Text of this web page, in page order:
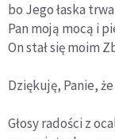
bo Jego łaska
Pan moją mocą i
On stał się moim
Dziękuję, Panie,
Głosy radości z